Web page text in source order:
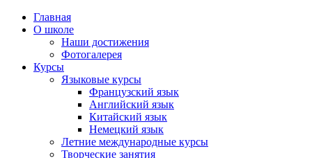
Главная
О школе
Наши достижения
Фотогалерея
Курсы
Языковые курсы
Французский язык
Английский язык
Китайский язык
Немецкий язык
Летние международные курсы
Творческие занятия